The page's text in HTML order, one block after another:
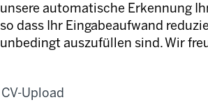
unsere automatische Erkennung
so dass Ihr Eingabeaufwand
unbedingt auszufüllen sind. Wir
CV-Upload